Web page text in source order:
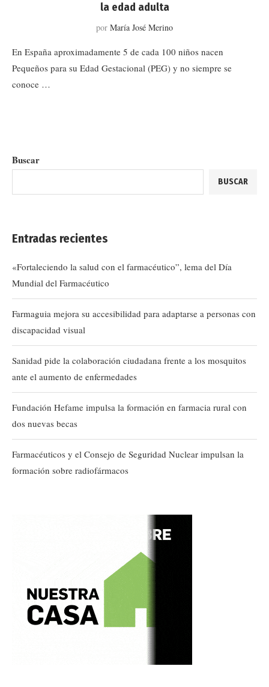
la edad adulta
por María José Merino
En España aproximadamente 5 de cada 100 niños nacen
Pequeños para su Edad Gestacional (PEG) y no siempre se
conoce …
Buscar
BUSCAR
Entradas recientes
«Fortaleciendo la salud con el farmacéutico”, lema del Día
Mundial del Farmacéutico
Farmaguia mejora su accesibilidad para adaptarse a personas con
discapacidad visual
Sanidad pide la colaboración ciudadana frente a los mosquitos
ante el aumento de enfermedades
Fundación Hefame impulsa la formación en farmacia rural con
dos nuevas becas
Farmacéuticos y el Consejo de Seguridad Nuclear impulsan la
formación sobre radiofármacos